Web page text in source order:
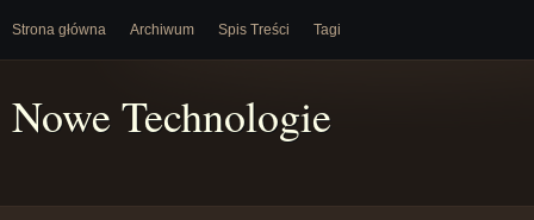
Strona główna Archiwum Spis Treści Tagi
Nowe Technologie